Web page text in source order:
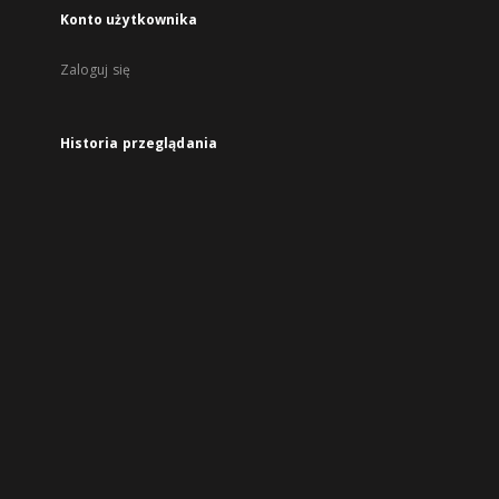
Konto użytkownika
Zaloguj się
Historia przeglądania